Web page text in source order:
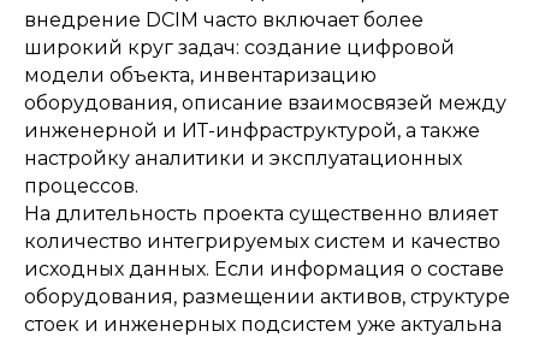
внедрение DCIM часто включает более
широкий круг задач: создание цифровой
модели объекта, инвентаризацию
оборудования, описание взаимосвязей между
инженерной и ИТ-инфраструктурой, а также
настройку аналитики и эксплуатационных
процессов.
На длительность проекта существенно влияет
количество интегрируемых систем и качество
исходных данных. Если информация о составе
оборудования, размещении активов, структуре
стоек и инженерных подсистем уже актуальна